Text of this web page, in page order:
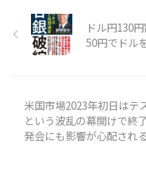
ドル円130
50円でドル
米国市場2023年初日はテ
という波乱の幕開けで終
発会にも影響が心配される